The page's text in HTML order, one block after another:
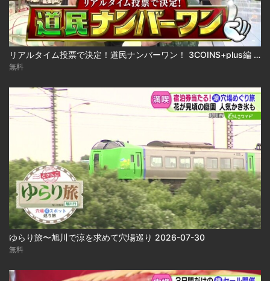
リアルタイム投票で決定！道民ナンバーワン！ 3COINS+plus編 2026-07-22
無料
ゆらり旅〜旭川で涼を求めて穴場巡り 2026-07-30
無料